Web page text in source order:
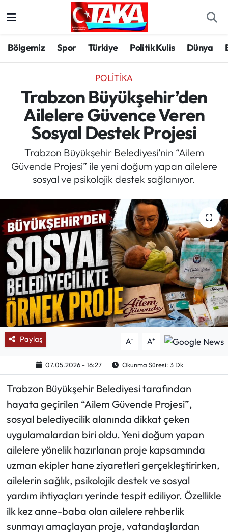
Bölgemiz Spor Türkiye Politik Kulis Dünya
POLITIKA
Trabzon Büyükşehir’den
Ailelere Güvence Veren
Sosyal Destek Projesi
Trabzon Büyükşehir Belediyesi’nin “Ailem
Güvende Projesi” ile yeni doğum yapan ailelere
sosyal ve psikolojik destek sağlanıyor.
Paylaş A- A+
07.05.2026 - 16:27 Okunma Süresi: 3 Dk
Trabzon Büyükşehir Belediyesi tarafından
hayata geçirilen “Ailem Güvende Projesi”,
sosyal belediyecilik alanında dikkat çeken
uygulamalardan biri oldu. Yeni doğum yapan
ailelere yönelik hazırlanan proje kapsamında
uzman ekipler hane ziyaretleri gerçekleştirirken,
ailelerin sağlık, psikolojik destek ve sosyal
yardım ihtiyaçları yerinde tespit ediliyor. Özellikle
ilk kez anne-baba olan ailelere rehberlik
sunmayı amaçlayan proje, vatandaşlardan
Spor
Türkiye
Kültür/Sanat
Politika
Politik Kulis
Magazin
Mektup Galeri
Röportaj
Manşet
Köşe Yazıları
Karikatür Galeri
BIK
ASTROLOJİ
Spor Yazıları
Mektup Galeri
Ekonomi
Trabzon Hava Durumu
Trabzon Trafik Yoğunluk Haritası
Süper Lig Puan Durumu ve Fikstür
Tüm Manşetler
Son Dakika Haberleri